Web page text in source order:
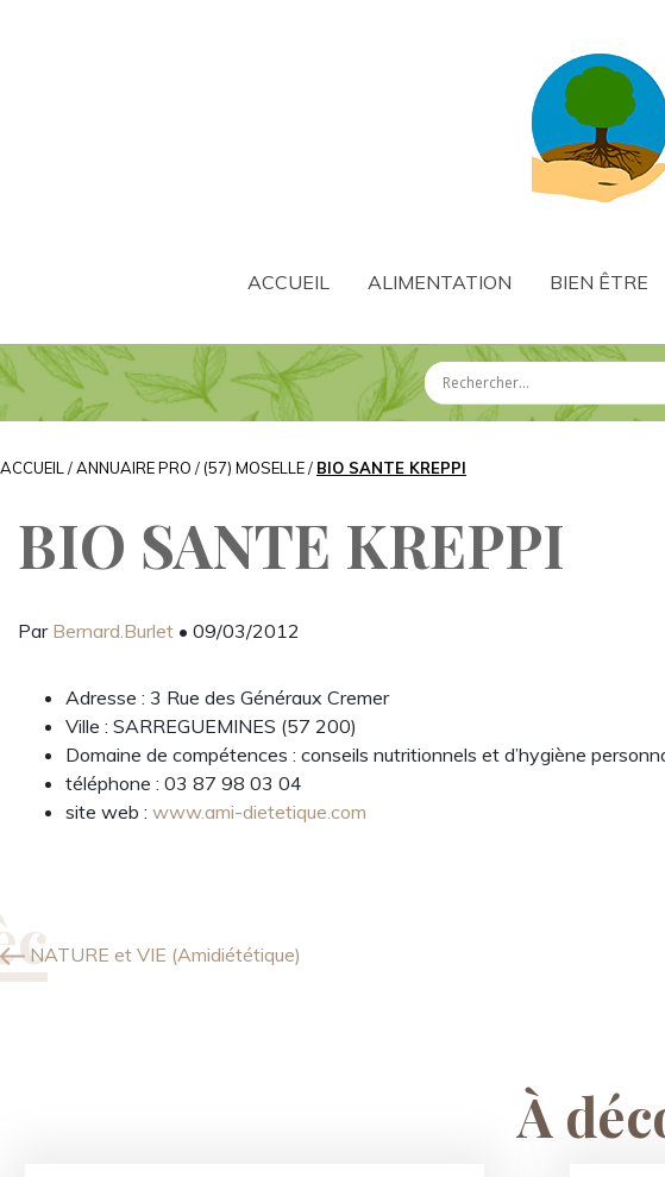
ACCUEIL ALIMENTATION BIEN ÊTRE
ACCUEIL /ANNUAIRE PRO / (57) MOSELLE/ BIO SANTE KREPPI
BIO SANTE KREPPI
Par Bernard.Burlet • 09/03/2012
Adresse : 3 Rue des Généraux Cremer
Ville : SARREGUEMINES (57 200)
Domaine de compétences : conseils nutritionnels et d’hygiène
téléphone : 03 87 98 03 04
site web : www.ami-dietetique.com
NATURE et VIE (Amidiététique)
À